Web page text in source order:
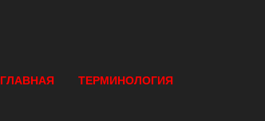
ГЛАВНАЯ ТЕРМИНОЛОГИЯ